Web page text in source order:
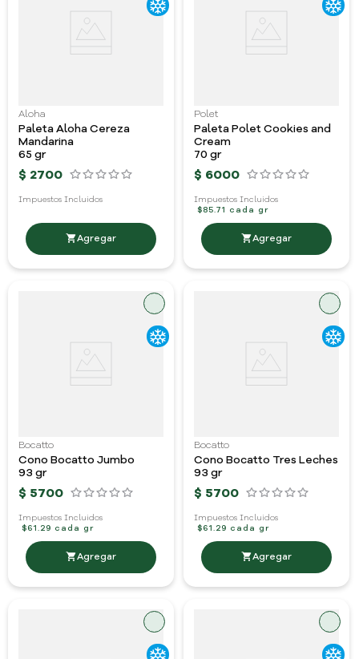
Aloha
Paleta Aloha Cereza
Mandarina
65 gr
$ 2700
Impuestos Incluidos
Polet
Paleta Polet Cookies and
Cream
70 gr
$ 6000
Impuestos Incluidos
$85.71 cada gr
Bocatto
Cono Bocatto Jumbo
93 gr
$ 5700
Impuestos Incluidos
$61.29 cada gr
Bocatto
Cono Bocatto Tres Leches
93 gr
$ 5700
Impuestos Incluidos
$61.29 cada gr